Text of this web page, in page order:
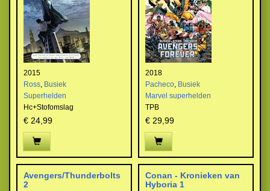
2015
Ross, Busiek
Superhelden
Hc+Stofomslag
€ 24,99
2018
Pacheco, Busiek
Marvel superhelden
TPB
€ 29,99
Avengers/Thunderbolts
2
Conan - Kronieken van
Hyboria 1